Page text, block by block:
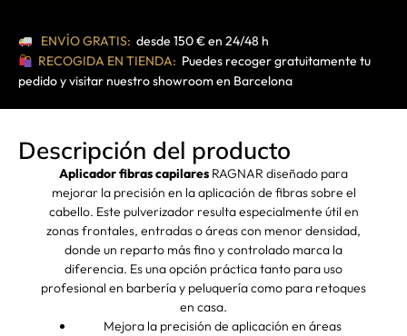
ENVÍO GRATIS: desde 150 € en 24/48 h
RECOGIDA EN TIENDA: Puedes recoger gratuitamente tu
pedido y visitar nuestro showroom en Barcelona
Descripción del producto
Aplicador fibras capilares RAGNAR diseñado para
mejorar la precisión en la aplicación de fibras sobre el
cabello. Este pulverizador resulta especialmente útil en
zonas frontales, entradas o áreas con menor densidad,
donde un reparto más fino y controlado marca la
diferencia. Es una opción práctica tanto para uso
profesional en barbería y peluquería como para retoques
en casa.
Mejora la precisión de aplicación en áreas